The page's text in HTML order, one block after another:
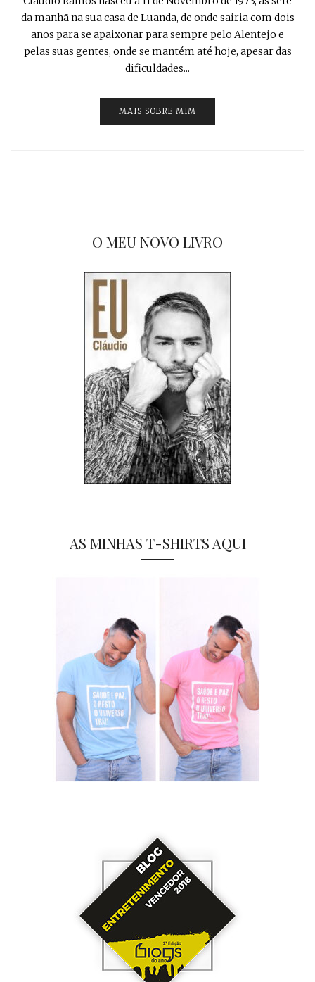
da manhã na sua casa de Luanda, de onde sairia com dois
anos para se apaixonar para sempre pelo Alentejo e
pelas suas gentes, onde se mantém até hoje, apesar das
dificuldades...
MAIS SOBRE MIM
O MEU NOVO LIVRO
AS MINHAS T-SHIRTS AQUI